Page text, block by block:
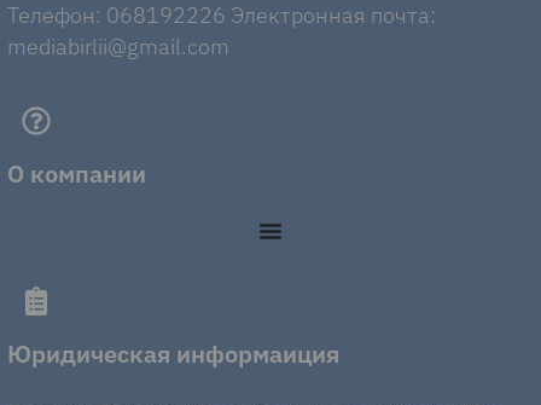
Телефон: 068192226 Электронная почта:
mediabirlii@gmail.com
О компании
Юридическая информаиция